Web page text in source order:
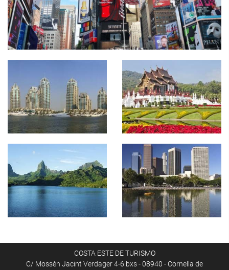
COSTA ESTE DE TURISMO
C/ Mossèn Jacint Verdager 4-6 bxs - 08940 - Cornella de